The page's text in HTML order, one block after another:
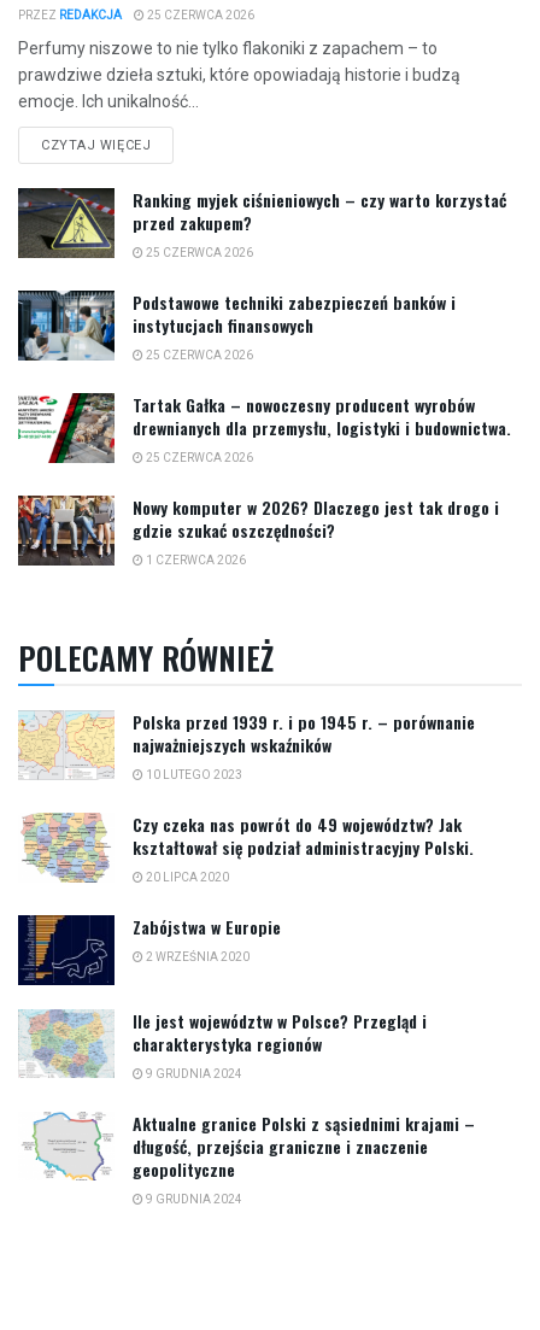
PRZEZ REDAKCJA 25 CZERWCA 2026
Perfumy niszowe to nie tylko flakoniki z zapachem – to
prawdziwe dzieła sztuki, które opowiadają historie i budzą
emocje. Ich unikalność...
CZYTAJ WIĘCEJ
Ranking myjek ciśnieniowych – czy warto korzystać
przed zakupem?
25 CZERWCA 2026
Podstawowe techniki zabezpieczeń banków i
instytucjach finansowych
25 CZERWCA 2026
Tartak Gałka – nowoczesny producent wyrobów
drewnianych dla przemysłu, logistyki i budownictwa.
25 CZERWCA 2026
Nowy komputer w 2026? Dlaczego jest tak drogo i
gdzie szukać oszczędności?
1 CZERWCA 2026
POLECAMY RÓWNIEŻ
Polska przed 1939 r. i po 1945 r. – porównanie
najważniejszych wskaźników
10 LUTEGO 2023
Czy czeka nas powrót do 49 województw? Jak
kształtował się podział administracyjny Polski.
20 LIPCA 2020
Zabójstwa w Europie
2 WRZEŚNIA 2020
Ile jest województw w Polsce? Przegląd i
charakterystyka regionów
9 GRUDNIA 2024
Aktualne granice Polski z sąsiednimi krajami –
długość, przejścia graniczne i znaczenie
geopolityczne
9 GRUDNIA 2024